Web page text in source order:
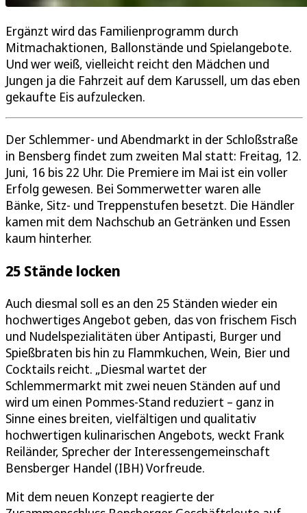
Ergänzt wird das Familienprogramm durch
Mitmachaktionen, Ballonstände und Spielangebote.
Und wer weiß, vielleicht reicht den Mädchen und
Jungen ja die Fahrzeit auf dem Karussell, um das eben
gekaufte Eis aufzulecken.
Der Schlemmer- und Abendmarkt in der Schloßstraße
in Bensberg findet zum zweiten Mal statt: Freitag, 12.
Juni, 16 bis 22 Uhr. Die Premiere im Mai ist ein voller
Erfolg gewesen. Bei Sommerwetter waren alle
Bänke, Sitz- und Treppenstufen besetzt. Die Händler
kamen mit dem Nachschub an Getränken und Essen
kaum hinterher.
25 Stände locken
Auch diesmal soll es an den 25 Ständen wieder ein
hochwertiges Angebot geben, das von frischem Fisch
und Nudelspezialitäten über Antipasti, Burger und
Spießbraten bis hin zu Flammkuchen, Wein, Bier und
Cocktails reicht. „Diesmal wartet der
Schlemmermarkt mit zwei neuen Ständen auf und
wird um einen Pommes-Stand reduziert – ganz in
Sinne eines breiten, vielfältigen und qualitativ
hochwertigen kulinarischen Angebots, weckt Frank
Reiländer, Sprecher der Interessengemeinschaft
Bensberger Handel (IBH) Vorfreude.
Mit dem neuen Konzept reagierte der